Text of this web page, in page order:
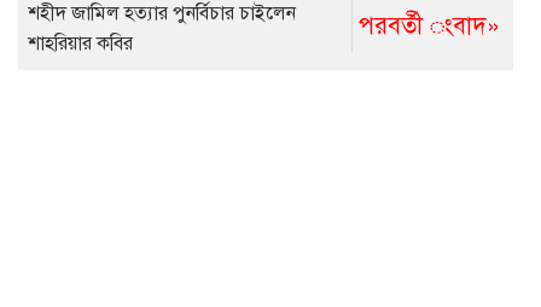
পরবর্তী ংবাদ»
শহীদ জামিল হত্যার পুনর্বিচার চাইলেন
শাহরিয়ার কবির